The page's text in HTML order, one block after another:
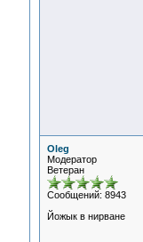
Oleg
Модератор
Ветеран
Сообщений: 8943
Йожык в нирване